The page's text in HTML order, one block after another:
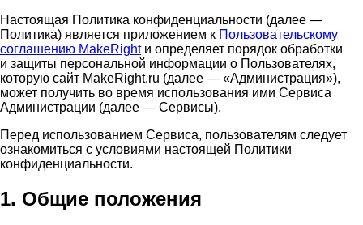
Настоящая Политика конфиденциальности (далее —
Политика) является приложением к Пользовательскому
соглашению MakeRightи определяет порядок обработки
и защиты персональной информации о Пользователях,
которую сайт MakeRight.ru (далее — «Администрация»),
может получить во время использования ими Cервиса
Администрации (далее — Сервисы).
Перед использованием Сервиса, пользователям следует
ознакомиться с условиями настоящей Политики
конфиденциальности.
1. Общие положения